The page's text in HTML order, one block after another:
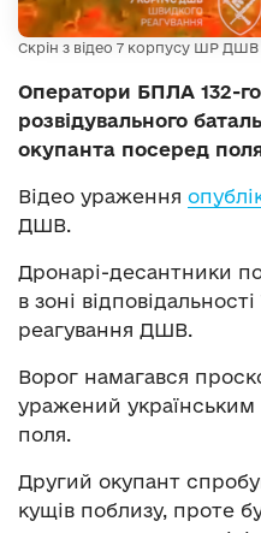
Скрін з відео 7 корпусу ШР ДШВ
Оператори БПЛА 132-
розвідувального
окупанта посеред
Відео ураження
ДШВ.
Дронарі-десантники
в зоні
реагування ДШВ.
Ворог намагався
уражений
поля.
Другий окупант
кущів поблизу, проте